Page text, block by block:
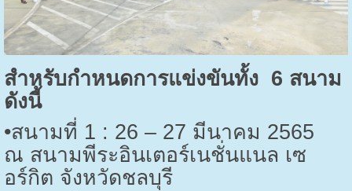
สำหรับกำหนดการแข่งขันทั้ง 6 สนาม
ดังนี้
•สนามที่ 1 : 26 – 27 มีนาคม 2565
ณ สนามพีระอินเตอร์เนชั่นแนล เซ
อร์กิต จังหวัดชลบุรี